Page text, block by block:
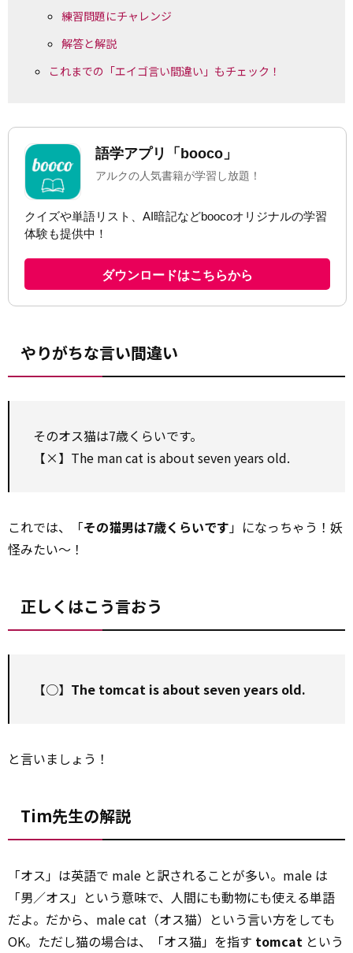
練習問題にチャレンジ
解答と解説
これまでの「エイゴ言い間違い」もチェック！
やりがちな言い間違い
そのオス猫は7歳くらいです。
【×】The man cat is about seven years old.
これでは、「その猫男は7歳くらいです」になっちゃう！妖
怪みたい～！
正しくはこう言おう
【○】 The tomcat is about seven years old.
と言いましょう！
Tim先生の解説
「オス」は英語で male と訳されることが多い。male は
「男／オス」という意味で、人間にも動物にも使える単語
だよ。だから、male cat（オス猫）という言い方をしても
OK。ただし猫の場合は、「オス猫」を指す tomcat という